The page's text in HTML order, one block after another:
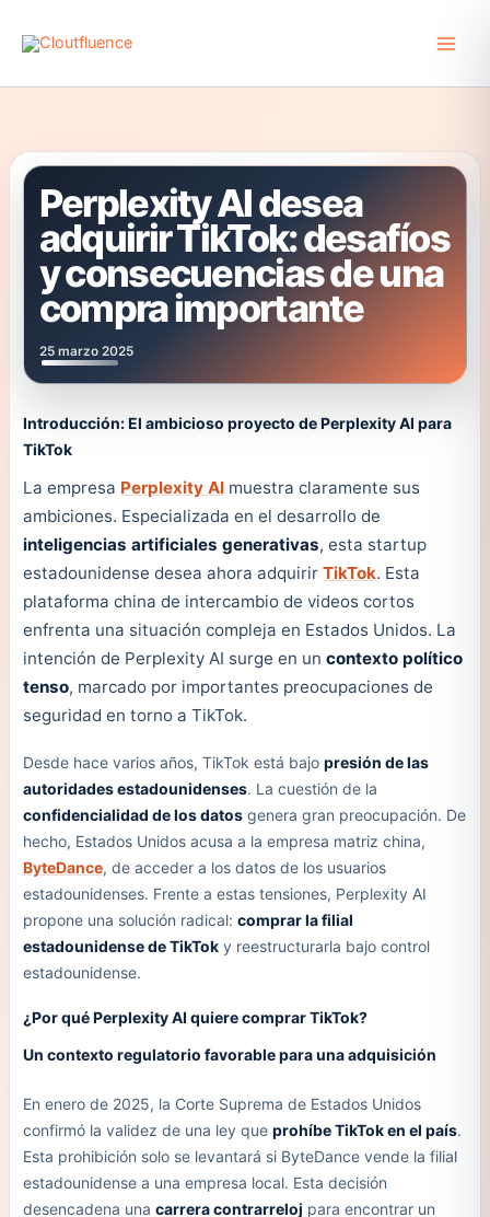
Perplexity AI desea
adquirir TikTok: desafíos
y consecuencias de una
compra importante
25 marzo 2025
Introducción: El ambicioso proyecto de Perplexity AI para
TikTok
La empresa Perplexity AImuestra claramente sus
ambiciones. Especializada en el desarrollo de
inteligencias artificiales generativas, esta startup
estadounidense desea ahora adquirir TikTok. Esta
plataforma china de intercambio de videos cortos
enfrenta una situación compleja en Estados Unidos. La
intención de Perplexity AI surge en un contexto político
tenso, marcado por importantes preocupaciones de
seguridad en torno a TikTok.
Desde hace varios años, TikTok está bajo presión de las
autoridades estadounidenses. La cuestión de la
confidencialidad de los datosgenera gran preocupación. De
hecho, Estados Unidos acusa a la empresa matriz china,
ByteDance, de acceder a los datos de los usuarios
estadounidenses. Frente a estas tensiones, Perplexity AI
propone una solución radical: comprar la filial
estadounidense de TikToky reestructurarla bajo control
estadounidense.
¿Por qué Perplexity AI quiere comprar TikTok?
Un contexto regulatorio favorable para una adquisición
En enero de 2025, la Corte Suprema de Estados Unidos
confirmó la validez de una ley que prohíbe TikTok en el país.
Esta prohibición solo se levantará si ByteDance vende la filial
estadounidense a una empresa local. Esta decisión
desencadena una carrera contrarreloj para encontrar un